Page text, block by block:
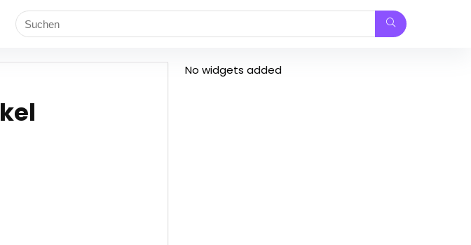
No widgets added